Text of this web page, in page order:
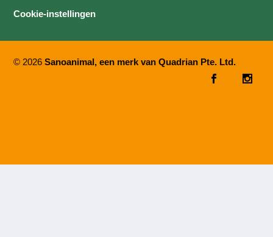
Cookie-instellingen
© 2026Sanoanimal, een merk van Quadrian Pte. Ltd.